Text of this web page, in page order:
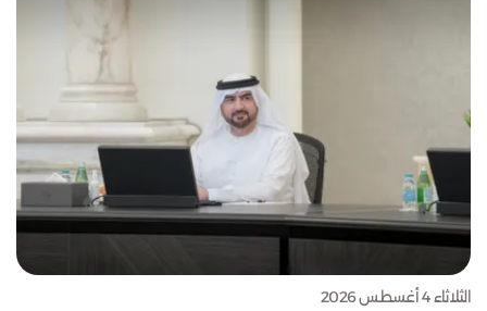
الثلاثاء 4 أغسطس 2026